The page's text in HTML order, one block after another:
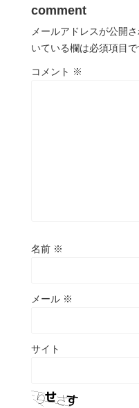
comment
メールアドレスが公開
いている欄は必須項目で
コメント ※
名前 ※
メール ※
サイト